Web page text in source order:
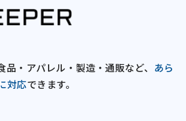
・アパレル・製造・通販など、 あら
対応できます。